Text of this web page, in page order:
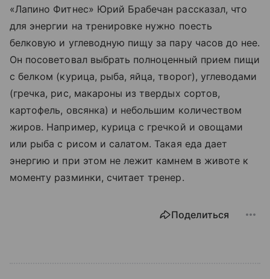
«Лапино Фитнес» Юрий Брабечан рассказал, что
для энергии на тренировке нужно поесть
белковую и углеводную пищу за пару часов до нее.
Он посоветовал выбрать полноценный прием пищи
с белком (курица, рыба, яйца, творог), углеводами
(гречка, рис, макароны из твердых сортов,
картофель, овсянка) и небольшим количеством
жиров. Например, курица с гречкой и овощами
или рыба с рисом и салатом. Такая еда дает
энергию и при этом не лежит камнем в животе к
моменту разминки, считает тренер.
Поделиться